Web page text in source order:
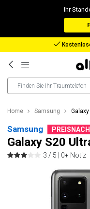
Ihr
Home Samsung
Samsung
Galaxy S20
3 / 5 | 0+ Notiz